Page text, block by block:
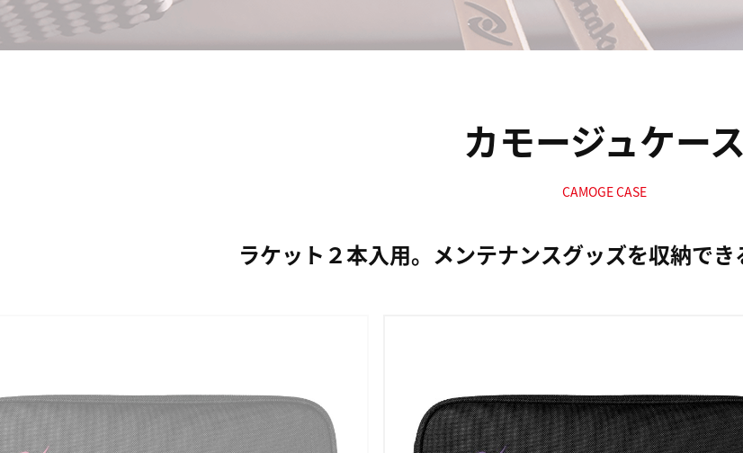
カモージュケース
CAMOGE CASE
ラケット２本入用。メンテナンスグッズを収納でき